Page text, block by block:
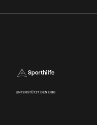
UNTERSTÜTZT DEN DBB